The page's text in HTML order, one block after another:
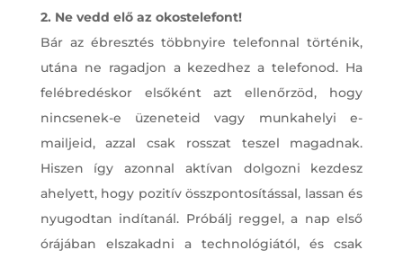
2. Ne vedd elő az okostelefont!
Bár az ébresztés többnyire telefonnal történik,
utána ne ragadjon a kezedhez a telefonod. Ha
felébredéskor elsőként azt ellenőrzöd, hogy
nincsenek-e üzeneteid vagy munkahelyi e-
mailjeid, azzal csak rosszat teszel magadnak.
Hiszen így azonnal aktívan dolgozni kezdesz
ahelyett, hogy pozitív összpontosítással, lassan és
nyugodtan indítanál. Próbálj reggel, a nap első
órájában elszakadni a technológiától, és csak